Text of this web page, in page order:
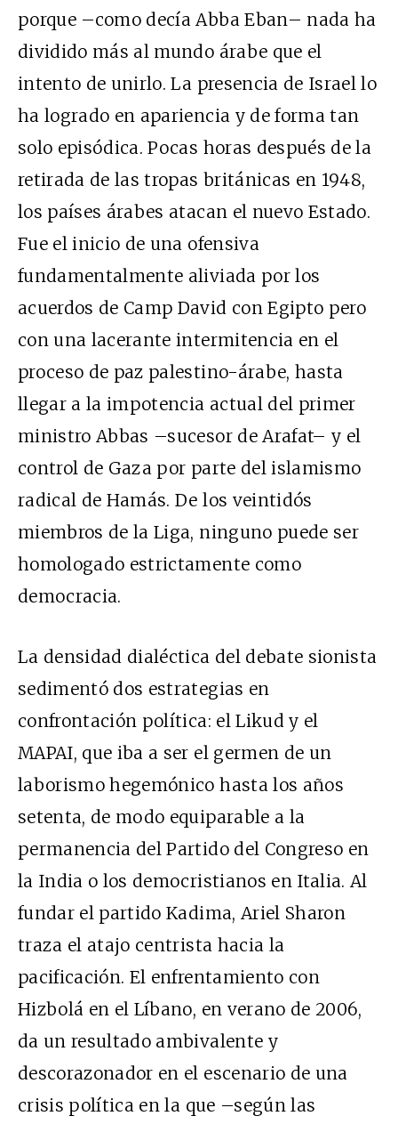
porque –como decía Abba Eban– nada ha
dividido más al mundo árabe que el
intento de unirlo. La presencia de Israel lo
ha logrado en apariencia y de forma tan
solo episódica. Pocas horas después de la
retirada de las tropas británicas en 1948,
los países árabes atacan el nuevo Estado.
Fue el inicio de una ofensiva
fundamentalmente aliviada por los
acuerdos de Camp David con Egipto pero
con una lacerante intermitencia en el
proceso de paz palestino-árabe, hasta
llegar a la impotencia actual del primer
ministro Abbas –sucesor de Arafat– y el
control de Gaza por parte del islamismo
radical de Hamás. De los veintidós
miembros de la Liga, ninguno puede ser
homologado estrictamente como
democracia.
La densidad dialéctica del debate sionista
sedimentó dos estrategias en
confrontación política: el Likud y el
MAPAI, que iba a ser el germen de un
laborismo hegemónico hasta los años
setenta, de modo equiparable a la
permanencia del Partido del Congreso en
la India o los democristianos en Italia. Al
fundar el partido Kadima, Ariel Sharon
traza el atajo centrista hacia la
pacificación. El enfrentamiento con
Hizbolá en el Líbano, en verano de 2006,
da un resultado ambivalente y
descorazonador en el escenario de una
crisis política en la que –según las